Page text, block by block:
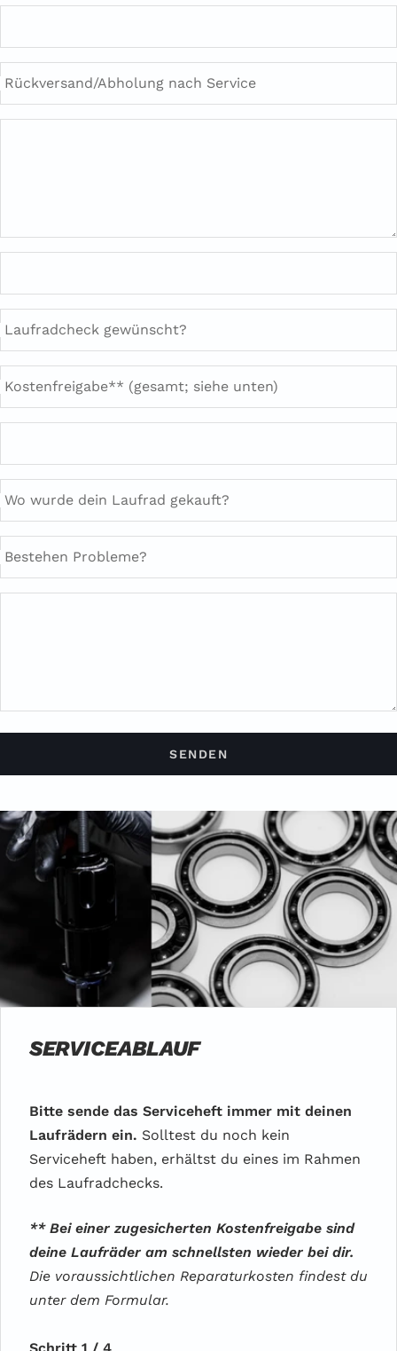
Rückversand/Abholung nach Service
Laufradcheck gewünscht?
Kostenfreigabe** (gesamt; siehe unten)
Wo wurde dein Laufrad gekauft?
Bestehen Probleme?
SENDEN
SERVICEABLAUF
Bitte sende das Serviceheft immer mit deinen
Laufrädern ein. Solltest du noch kein
Serviceheft haben, erhältst du eines im Rahmen
des Laufradchecks.
** Bei einer zugesicherten Kostenfreigabe sind
deine Laufräder am schnellsten wieder bei dir.
Die voraussichtlichen Reparaturkosten findest du
unter dem Formular.